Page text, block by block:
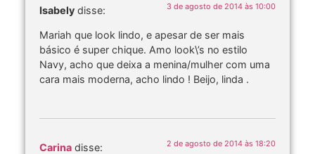
Isabely disse: 3 de agosto de 2014 às 10:00
Mariah que look lindo, e apesar de ser mais
básico é super chique. Amo look\’s no estilo
Navy, acho que deixa a menina/mulher com uma
cara mais moderna, acho lindo ! Beijo, linda .
Carina disse: 2 de agosto de 2014 às 18:20